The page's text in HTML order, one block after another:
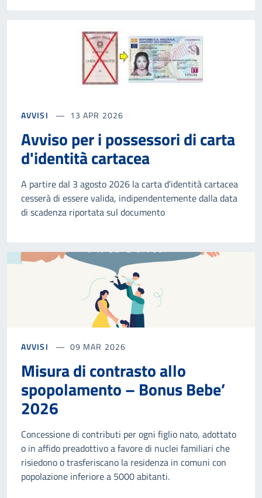
AVVISI 13 APR 2026
Avviso per i possessori di carta
d'identità cartacea
A partire dal 3 agosto 2026 la carta d'identità cartacea
cesserà di essere valida, indipendentemente dalla data
di scadenza riportata sul documento
AVVISI 09 MAR 2026
Misura di contrasto allo
spopolamento – Bonus Bebe’
2026
Concessione di contributi per ogni figlio nato, adottato
o in affido preadottivo a favore di nuclei familiari che
risiedono o trasferiscano la residenza in comuni con
popolazione inferiore a 5000 abitanti.